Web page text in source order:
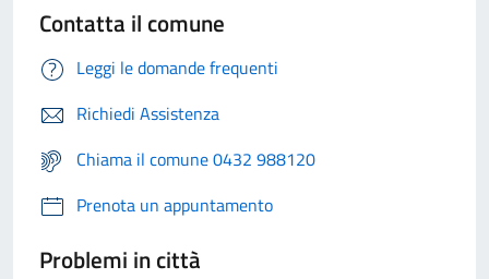
Contatta il comune
Leggi le domande frequenti
Richiedi Assistenza
Chiama il comune 0432 988120
Prenota un appuntamento
Problemi in città